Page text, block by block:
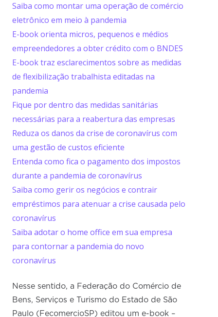
Saiba como montar uma operação de comércio
eletrônico em meio à pandemia
E-book orienta micros, pequenos e médios
empreendedores a obter crédito com o BNDES
E-book traz esclarecimentos sobre as medidas
de flexibilização trabalhista editadas na
pandemia
Fique por dentro das medidas sanitárias
necessárias para a reabertura das empresas
Reduza os danos da crise de coronavírus com
uma gestão de custos eficiente
Entenda como fica o pagamento dos impostos
durante a pandemia de coronavírus
Saiba como gerir os negócios e contrair
empréstimos para atenuar a crise causada pelo
coronavírus
Saiba adotar o home office em sua empresa
para contornar a pandemia do novo
coronavírus
Nesse sentido, a Federação do Comércio de
Bens, Serviços e Turismo do Estado de São
Paulo (FecomercioSP) editou um e-book –